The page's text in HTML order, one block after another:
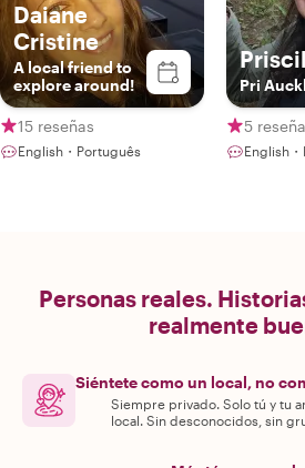
Daiane
Cristine
A local friend to
explore around!
15 reseñas
English・Português
Pri
5
English
Personas reales.
realmente
Siéntete como un local, no
Siempre privado. Solo tú y tu
local. Sin desconocidos, sin